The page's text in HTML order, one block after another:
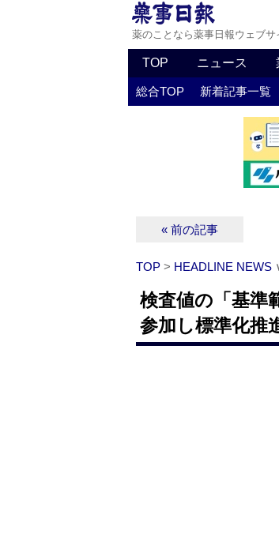
薬のことなら薬事日報ウェブサ
TOP ニュース
総合TOP 新着記事一覧
« 前の記事
TOP > HEADLINE NEWS
検査値の「基準
参加し標準化推